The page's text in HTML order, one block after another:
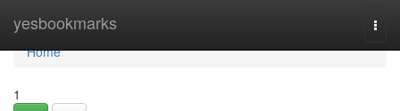
yesbookmarks
Home
Home
1